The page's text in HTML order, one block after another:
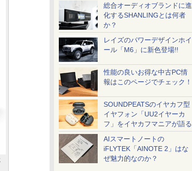
総合オーディオブランドに進
化するSHANLINGとは何者
か？
レイズのパワーデザインホイ
ール「M6」に新色登場!!
性能の良いお得な中古PC情
報はこのページでチェック！
SOUNDPEATSのイヤカフ型
イヤフォン「UU2イヤーカ
フ」をイヤカフマニアが語る
AIスマートノートの
iFLYTEK「AINOTE 2」はな
ぜ魅力的なのか？